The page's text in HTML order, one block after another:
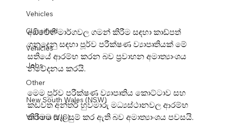
Vehicles
Classified
Vehicles
Jobs
Other
New South Wales (NSW)
Victoria (VIC)
අධිවේගී මාර්ගවල ගමන් කිරීම සඳහා කාඩ්පත්
ගනුදෙනු සඳහා පූර්ව පරීක්ෂණ ව්‍යාපෘතියක් මේ
සතියේ ආරම්භ කරන බව ප්‍රවාහන අමාත්‍යාංශය
නිවේදනය කරයි.
මෙම පූර්ව පරීක්ෂණ ව්‍යාපෘතිය කොට්ටාව සහ
කඩවත අන්තර් හුවමාරු මධ්‍යස්ථානවල ආරම්භ
කිරීමට සැලසුම් කර ඇති බව අමාත්‍යාංශය පවසයි.